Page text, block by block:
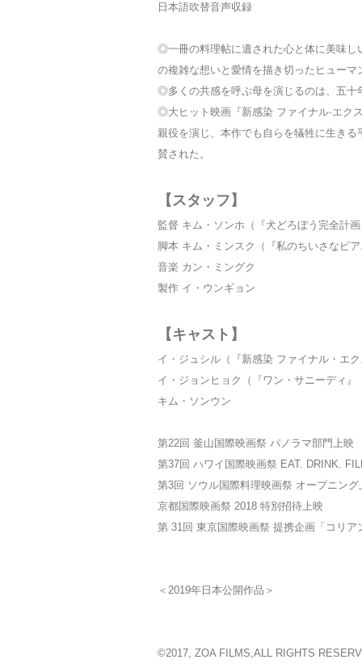
日本語吹替音声収録
◎一冊の料理帖に遺された心と体に美味し
の複雑な想いと愛情を描き切ったヒューマ
◎多くの共感を呼ぶ母を演じるのは、五十
◎大ヒット映画『新感染 ファイナル·エク
親役を演じ、本作でも自らを犠牲に生き
賛された。
【スタッフ】
監督 キム・ソンホ（『犬どろぼう完全計
脚本 キム・ミンスク（『私のちいさなピ
音楽 カン・ミングク
製作 イ・ウンギョン
【キャスト】
イ・ジュシル（『新感染 ファイナル・エ
イ・ジョンヒョク（『ワン・サニーディ』
キム・ソンウン
第22回 釜山国際映画祭 パノラマ部門上映
第37回 ハワイ国際映画祭 EAT. DRINK.
第3回 ソウル国際料理映画祭 オープニング
京都国際映画祭 2018 特別招待上映
第 31回 東京国際映画祭 提携企画「コリ
＜2019年日本公開作品＞
©2017, ZOA FILMS,ALL RIGHTS